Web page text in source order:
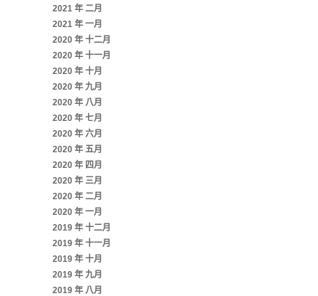
2021 年 二月
2021 年 一月
2020 年 十二月
2020 年 十一月
2020 年 十月
2020 年 九月
2020 年 八月
2020 年 七月
2020 年 六月
2020 年 五月
2020 年 四月
2020 年 三月
2020 年 二月
2020 年 一月
2019 年 十二月
2019 年 十一月
2019 年 十月
2019 年 九月
2019 年 八月